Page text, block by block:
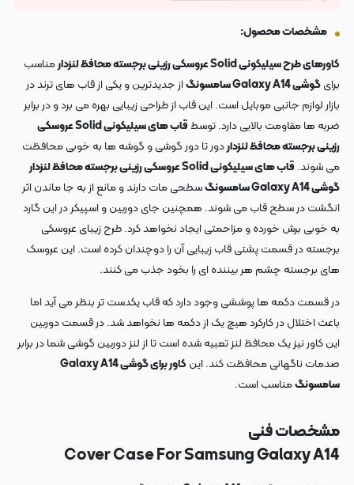
مشخصات محصول:
کاورهای طرح سیلیکونی Solid عروسکی رزینی برجسته محافظ لنزدار
مناسب
برایگوشی Galaxy A14 سامسونگ
از جدیدترین و یکی از قاب های ترند در
بازار لوازم جانبی موبایل است. این قاب از طراحی زیبایی بهره می برد و در برابر
ضربه ها مقاومت بالایی دارد. توسط
قاب های سیلیکونی Solid عروسکی
رزینی برجسته محافظ لنزداردور تا دور گوشی و گوشه ها به خوبی محافظت
می شوند.
قاب های سیلیکونی Solid عروسکی رزینی برجسته محافظ لنزدار
گوشی Galaxy A14 سامسونگ
سطحی مات دارند و مانع از به جا ماندن اثر
انگشت در سطح قاب می شوند. همچنین جای دوربین و اسپیکر در این گارد
به خوبی برش خورده و مزاحمتی ایجاد نخواهد کرد. طرح زیبای عروسکی
برجسته در قسمت پشتی قاب زیبایی آن را دوچندان کرده است. این عروسک
های برجسته چشم هر بیننده ای را بخود جذب می کنند.
در قسمت دکمه ها پوششی وجود دارد که قاب یکدست تر بنظر می آید اما
باعث اختلال در کارکرد هیچ یک از دکمه ها نخواهد شد. در قسمت دوربین
این کاور نیز یک محافظ لنز تعبیه شده است تا از لنز دوربین گوشی شما در برابر
صدمات ناگهانی محافظت کند. این
کاور برای گوشی Galaxy A14
سامسونگمناسب است.
مشخصات فنی
Cover Case For Samsung Galaxy A14